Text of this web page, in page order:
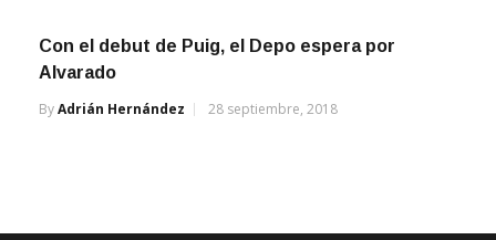
Con el debut de Puig, el Depo espera por
Alvarado
ByAdrián Hernández 28 septiembre, 2018